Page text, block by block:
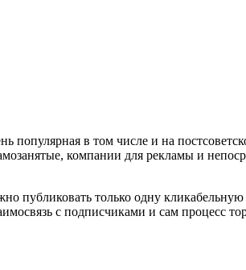
популярная в том числе и на
компании для рекламы и
публиковать только одну
с подписчиками и сам процесс